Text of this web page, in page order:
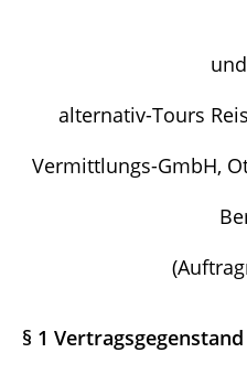
alternativ-Tours
Vermittlungs-GmbH,
§ 1 Vertragsgegenstand